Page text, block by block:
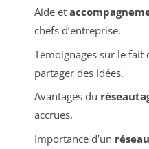
Aide et
chefs d’entreprise.
Témoignages sur le fait
partager des idées.
Avantages du
accrues.
Importance d’un